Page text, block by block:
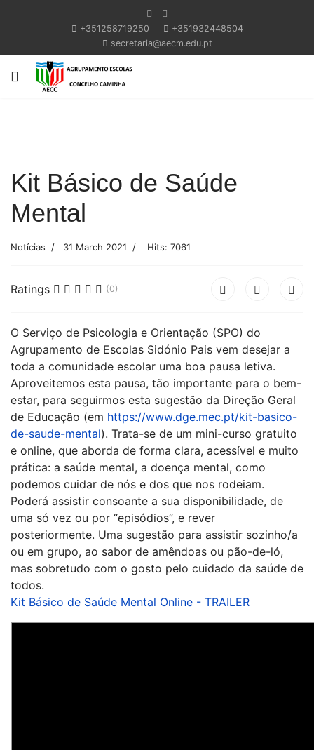
+351258719250
+351932448504
secretaria@aecm.edu.pt
Kit Básico de Saúde
Mental
Notícias 31 March 2021 Hits: 7061
Ratings (0)
O Serviço de Psicologia e Orientação (SPO) do
Agrupamento de Escolas Sidónio Pais vem desejar a
toda a comunidade escolar uma boa pausa letiva.
Aproveitemos esta pausa, tão importante para o bem-
estar, para seguirmos esta sugestão da Direção Geral
de Educação (em https://www.dge.mec.pt/kit-basico-
de-saude-mental). Trata-se de um mini-curso gratuito
e online, que aborda de forma clara, acessível e muito
prática: a saúde mental, a doença mental, como
podemos cuidar de nós e dos que nos rodeiam.
Poderá assistir consoante a sua disponibilidade, de
uma só vez ou por “episódios”, e rever
posteriormente. Uma sugestão para assistir sozinho/a
ou em grupo, ao sabor de amêndoas ou pão-de-ló,
mas sobretudo com o gosto pelo cuidado da saúde de
todos.
Kit Básico de Saúde Mental Online - TRAILER